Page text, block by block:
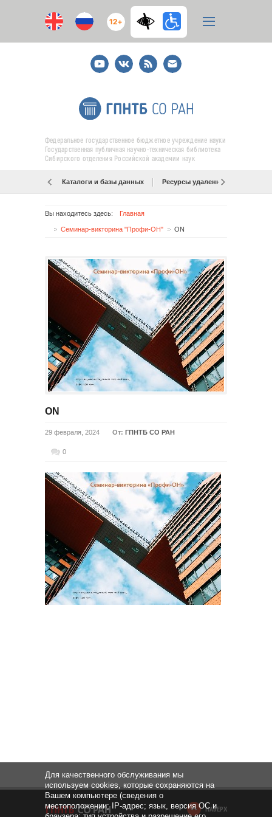
12+
YoutubeВКонтакте
RSS
E-
mail
подписка
Федеральное государственное бюджетное учреждение науки
Государственная публичная научно-техническая библиотека
Сибирского отделения Российской академии наук
Каталоги и базы данных Ресурсы удаленного доступа
Вы находитесь здесь: Главная
Семинар-викторина "Профи-ОН" ON
ON
29 февраля, 2024 От: ГПНТБ СО РАН
0
НАВЕРХ
Для качественного обслуживания мы
используем cookies, которые сохраняются на
Вашем компьютере (сведения о
местоположении; IP-адрес; язык, версия ОС и